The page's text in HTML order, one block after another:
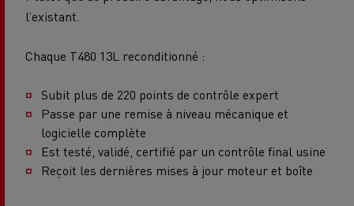
l’existant.
Chaque T480 13L reconditionné :
Subit plus de 220 points de contrôle expert
Passe par une remise à niveau mécanique et
logicielle complète
Est testé, validé, certifié par un contrôle final usine
Reçoit les dernières mises à jour moteur et boîte